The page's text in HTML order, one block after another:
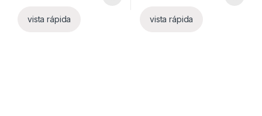
vista rápida vista rápida